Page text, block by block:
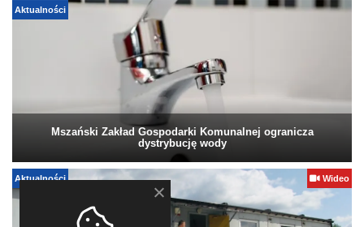
Aktualności
Mszański Zakład Gospodarki Komunalnej ogranicza
dystrybucję wody
Aktualności Wideo